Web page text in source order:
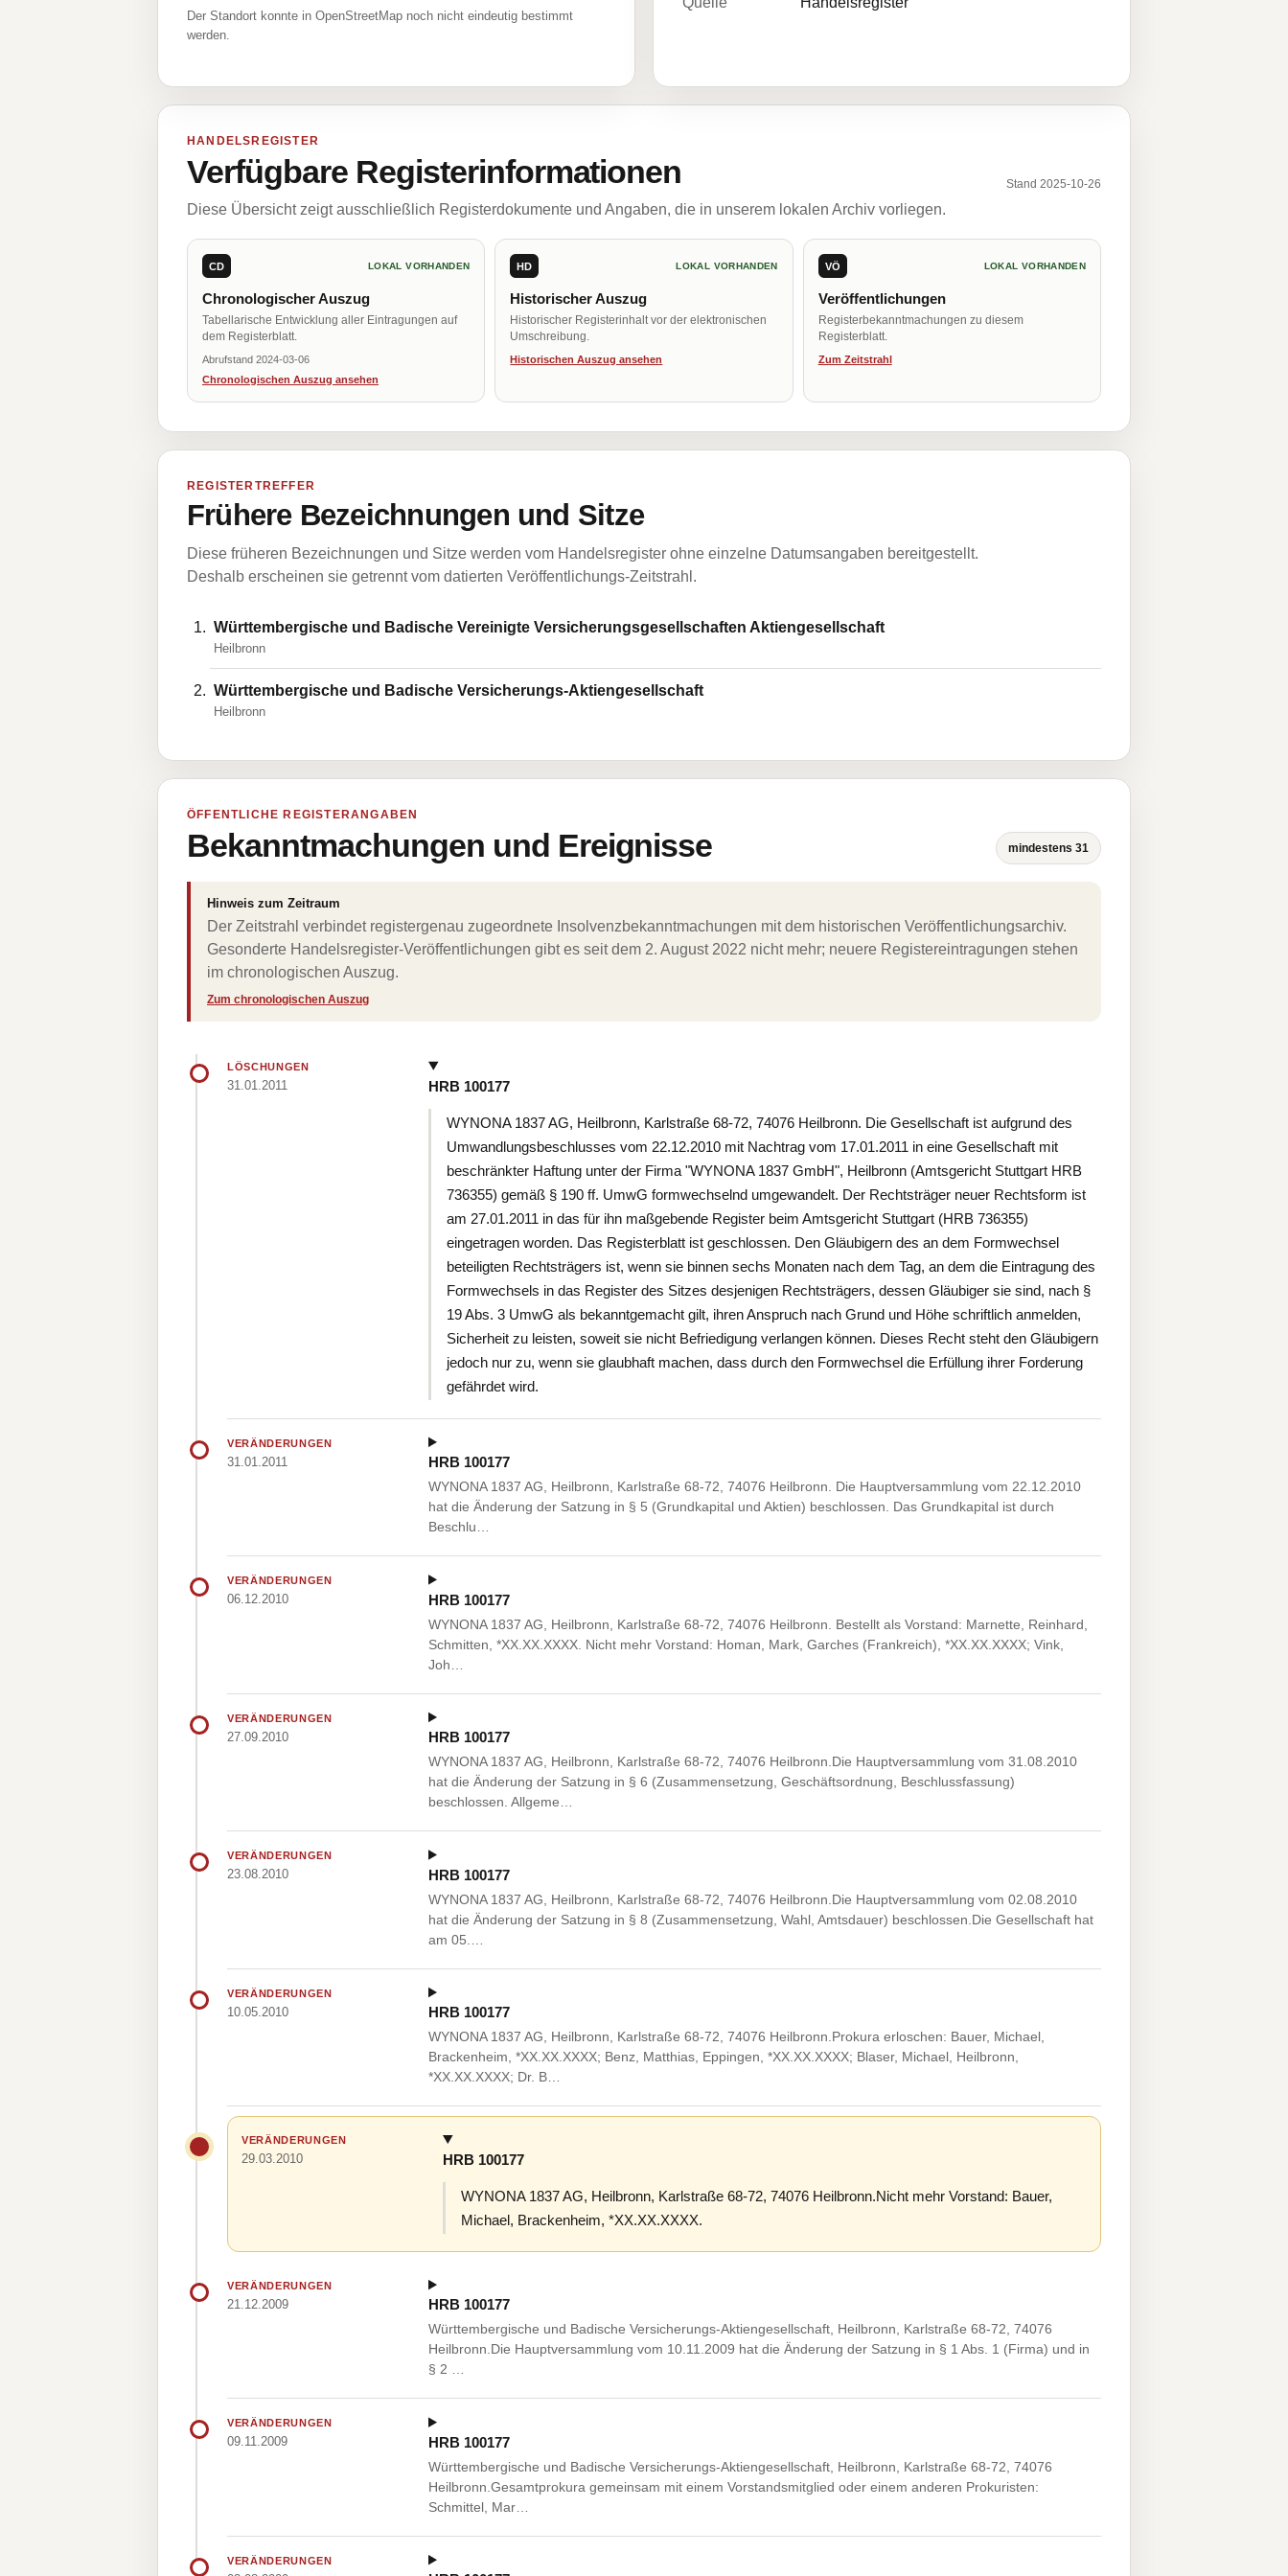
Der Standort konnte in OpenStreetMap noch nicht eindeutig bestimmt
werden.
HANDELSREGISTER
Verfügbare Registerinformationen Stand 2025-10-26
Diese Übersicht zeigt ausschließlich Registerdokumente und Angaben, die in unserem lokalen Archiv vorliegen.
CD LOKAL VORHANDEN
Chronologischer Auszug
Tabellarische Entwicklung aller Eintragungen auf
dem Registerblatt.
Abrufstand 2024-03-06
Chronologischen Auszug ansehen
HD LOKAL VORHANDEN
Historischer Auszug
Historischer Registerinhalt vor der elektronischen
Umschreibung.
Historischen Auszug ansehen
VÖ LOKAL VORHANDEN
Veröffentlichungen
Registerbekanntmachungen zu diesem
Registerblatt.
Zum Zeitstrahl
REGISTERTREFFER
Frühere Bezeichnungen und Sitze
Diese früheren Bezeichnungen und Sitze werden vom Handelsregister ohne einzelne Datumsangaben bereitgestellt.
Deshalb erscheinen sie getrennt vom datierten Veröffentlichungs-Zeitstrahl.
Württembergische und Badische Vereinigte Versicherungsgesellschaften Aktiengesellschaft
Heilbronn
Württembergische und Badische Versicherungs-Aktiengesellschaft
Heilbronn
ÖFFENTLICHE REGISTERANGABEN
Bekanntmachungen und Ereignisse mindestens 31
Hinweis zum Zeitraum
Der Zeitstrahl verbindet registergenau zugeordnete Insolvenzbekanntmachungen mit dem historischen Veröffentlichungsarchiv.
Gesonderte Handelsregister-Veröffentlichungen gibt es seit dem 2. August 2022 nicht mehr; neuere Registereintragungen stehen
im chronologischen Auszug.
Zum chronologischen Auszug
LÖSCHUNGEN
31.01.2011 HRB 100177
WYNONA 1837 AG, Heilbronn, Karlstraße 68-72, 74076 Heilbronn. Die Gesellschaft ist aufgrund des
Umwandlungsbeschlusses vom 22.12.2010 mit Nachtrag vom 17.01.2011 in eine Gesellschaft mit
beschränkter Haftung unter der Firma "WYNONA 1837 GmbH", Heilbronn (Amtsgericht Stuttgart HRB
736355) gemäß § 190 ff. UmwG formwechselnd umgewandelt. Der Rechtsträger neuer Rechtsform ist
am 27.01.2011 in das für ihn maßgebende Register beim Amtsgericht Stuttgart (HRB 736355)
eingetragen worden. Das Registerblatt ist geschlossen. Den Gläubigern des an dem Formwechsel
beteiligten Rechtsträgers ist, wenn sie binnen sechs Monaten nach dem Tag, an dem die Eintragung des
Formwechsels in das Register des Sitzes desjenigen Rechtsträgers, dessen Gläubiger sie sind, nach §
19 Abs. 3 UmwG als bekanntgemacht gilt, ihren Anspruch nach Grund und Höhe schriftlich anmelden,
Sicherheit zu leisten, soweit sie nicht Befriedigung verlangen können. Dieses Recht steht den Gläubigern
jedoch nur zu, wenn sie glaubhaft machen, dass durch den Formwechsel die Erfüllung ihrer Forderung
gefährdet wird.
VERÄNDERUNGEN
31.01.2011 HRB 100177
WYNONA 1837 AG, Heilbronn, Karlstraße 68-72, 74076 Heilbronn. Die Hauptversammlung vom 22.12.2010
hat die Änderung der Satzung in § 5 (Grundkapital und Aktien) beschlossen. Das Grundkapital ist durch
Beschlu…
VERÄNDERUNGEN
06.12.2010 HRB 100177
WYNONA 1837 AG, Heilbronn, Karlstraße 68-72, 74076 Heilbronn. Bestellt als Vorstand: Marnette, Reinhard,
Schmitten, *XX.XX.XXXX. Nicht mehr Vorstand: Homan, Mark, Garches (Frankreich), *XX.XX.XXXX; Vink,
Joh…
VERÄNDERUNGEN
27.09.2010 HRB 100177
WYNONA 1837 AG, Heilbronn, Karlstraße 68-72, 74076 Heilbronn.Die Hauptversammlung vom 31.08.2010
hat die Änderung der Satzung in § 6 (Zusammensetzung, Geschäftsordnung, Beschlussfassung)
beschlossen. Allgeme…
VERÄNDERUNGEN
23.08.2010 HRB 100177
WYNONA 1837 AG, Heilbronn, Karlstraße 68-72, 74076 Heilbronn.Die Hauptversammlung vom 02.08.2010
hat die Änderung der Satzung in § 8 (Zusammensetzung, Wahl, Amtsdauer) beschlossen.Die Gesellschaft hat
am 05.…
VERÄNDERUNGEN
10.05.2010 HRB 100177
WYNONA 1837 AG, Heilbronn, Karlstraße 68-72, 74076 Heilbronn.Prokura erloschen: Bauer, Michael,
Brackenheim, *XX.XX.XXXX; Benz, Matthias, Eppingen, *XX.XX.XXXX; Blaser, Michael, Heilbronn,
*XX.XX.XXXX; Dr. B…
VERÄNDERUNGEN
29.03.2010 HRB 100177
WYNONA 1837 AG, Heilbronn, Karlstraße 68-72, 74076 Heilbronn.Nicht mehr Vorstand: Bauer,
Michael, Brackenheim, *XX.XX.XXXX.
VERÄNDERUNGEN
21.12.2009 HRB 100177
Württembergische und Badische Versicherungs-Aktiengesellschaft, Heilbronn, Karlstraße 68-72, 74076
Heilbronn.Die Hauptversammlung vom 10.11.2009 hat die Änderung der Satzung in § 1 Abs. 1 (Firma) und in
§ 2 …
VERÄNDERUNGEN
09.11.2009 HRB 100177
Württembergische und Badische Versicherungs-Aktiengesellschaft, Heilbronn, Karlstraße 68-72, 74076
Heilbronn.Gesamtprokura gemeinsam mit einem Vorstandsmitglied oder einem anderen Prokuristen:
Schmittel, Mar…
VERÄNDERUNGEN